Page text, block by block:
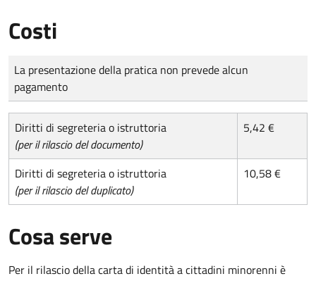
Costi
Tipo di pagamento
Importo
La presentazione della pratica non prevede alcun
pagamento
Diritti di segreteria o istruttoria
(per il rilascio del documento)
5,42 €
Diritti di segreteria o istruttoria
(per il rilascio del duplicato)
10,58 €
Cosa serve
Per il rilascio della carta di identità a cittadini minorenni è